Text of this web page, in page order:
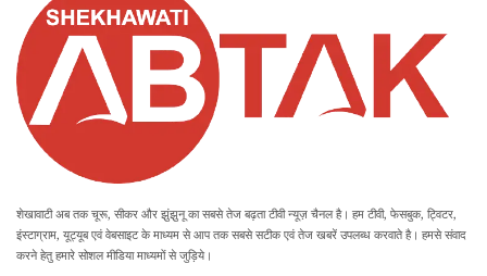
शेखावाटी अब तक चूरू, सीकर और झुंझुनू का सबसे तेज बढ़ता टीवी न्यूज़ चैनल है। हम टीवी, फेसबुक, ट्विटर,
इंस्टाग्राम, यूट्यूब एवं वेबसाइट के माध्यम से आप तक सबसे सटीक एवं तेज खबरें उपलब्ध करवाते है। हमसे संवाद
करने हेतु हमारे सोशल मीडिया माध्यमों से जुड़िये।